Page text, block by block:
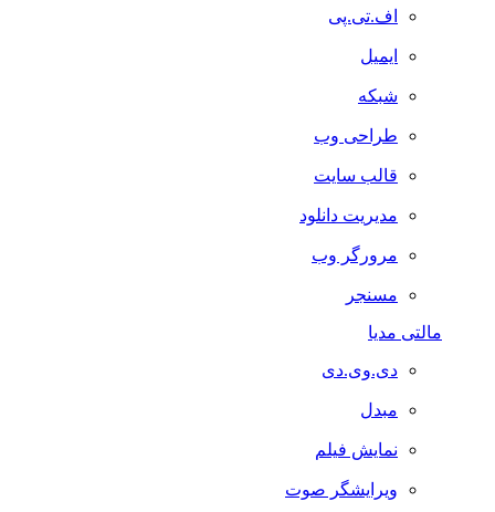
اف.تی.پی
ایمیل
شبکه
طراحی وب
قالب سایت
مدیریت دانلود
مرورگر وب
مسنجر
مالتی مدیا
دی.وی.دی
مبدل
نمایش فیلم
ویرایشگر صوت